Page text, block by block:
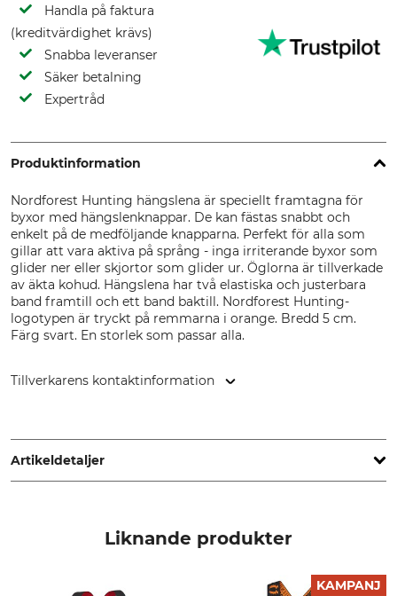
Handla på faktura
(kreditvärdighet krävs)
Snabba leveranser
Säker betalning
Expertråd
Produktinformation
Nordforest Hunting hängslena är speciellt framtagna för
byxor med hängslenknappar. De kan fästas snabbt och
enkelt på de medföljande knapparna. Perfekt för alla som
gillar att vara aktiva på språng - inga irriterande byxor som
glider ner eller skjortor som glider ur. Öglorna är tillverkade
av äkta kohud. Hängslena har två elastiska och justerbara
band framtill och ett band baktill. Nordforest Hunting-
logotypen är tryckt på remmarna i orange. Bredd 5 cm.
Färg svart. En storlek som passar alla.
Tillverkarens kontaktinformation
www.grube.de
Artikeldetaljer
Made in Germany
Liknande produkter
KAMPANJ